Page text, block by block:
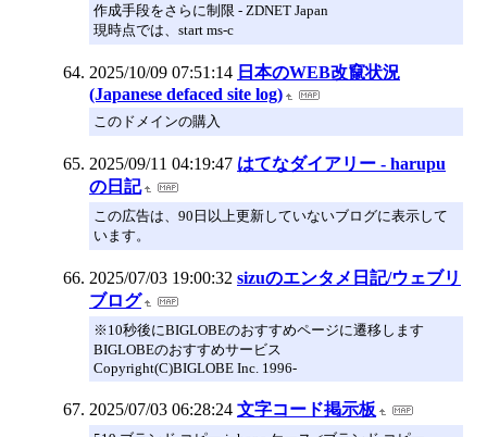
作成手段をさらに制限 - ZDNET Japan
現時点では、start ms-c
2025/10/09 07:51:14 日本のWEB改竄状況
(Japanese defaced site log)
このドメインの購入
2025/09/11 04:19:47 はてなダイアリー - harupu
の日記
この広告は、90日以上更新していないブログに表示して
います。
2025/07/03 19:00:32 sizuのエンタメ日記/ウェブリ
ブログ
※10秒後にBIGLOBEのおすすめページに遷移します
BIGLOBEのおすすめサービス
Copyright(C)BIGLOBE Inc. 1996-
2025/07/03 06:28:24 文字コード掲示板